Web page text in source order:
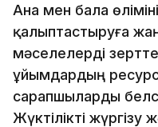
Ана мен бала
қалыптастыруға
мәселелерді
ұйымдардың
сарапшыларды
Жүктілікті